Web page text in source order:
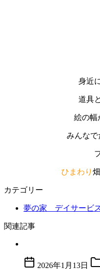
身近
道具
絵の幅
みんなで
ひまわり
カテゴリー
夢の家 デイサービ
関連記事
2026年1月13日